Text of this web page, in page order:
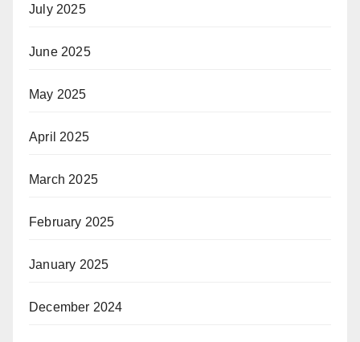
July 2025
June 2025
May 2025
April 2025
March 2025
February 2025
January 2025
December 2024